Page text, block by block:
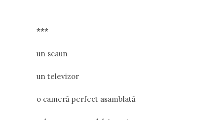
***
un scaun
un televizor
o cameră perfect asamblată